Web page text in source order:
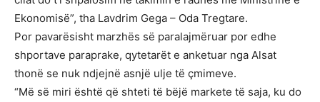
Ekonomisë”, tha Lavdrim Gega – Oda Tregtare.
Por pavarësisht marzhës së paralajmëruar por edhe
shportave paraprake, qytetarët e anketuar nga Alsat
thonë se nuk ndjejnë asnjë ulje të çmimeve.
“Më së miri është që shteti të bëjë markete të saja, ku do